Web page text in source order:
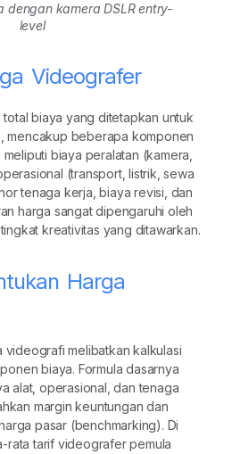
dengan kamera DSLR entry-
level
Videografer
biaya yang ditetapkan untuk
mencakup beberapa komponen
biaya peralatan (kamera,
(transport, listrik, sewa
tenaga kerja, biaya revisi, dan
harga sangat dipengaruhi oleh
kreativitas yang ditawarkan.
Harga
videografi melibatkan kalkulasi
biaya. Formula dasarnya
alat, operasional, dan tenaga
margin keuntungan dan
pasar (benchmarking). Di
rata tarif videografer pemula